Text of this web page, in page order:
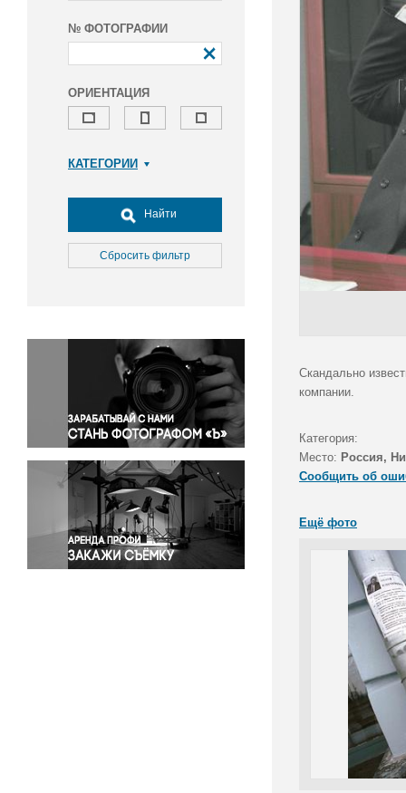
№ ФОТОГРАФИИ
ОРИЕНТАЦИЯ
КАТЕГОРИИ
Досуг, туризм и отдых
Культура
Медицина
Окружающая среда
Политика
Правосудие
Происшествия и конфликты
Религия
Светская жизнь
Спорт
Экология
Экономика и бизнес
Найти
Сбросить фильтр
Скандально
компании.
Категория:
Место: Россия,
Сообщить об
Ещё фото